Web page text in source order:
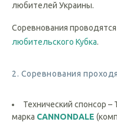
любителей Украины.
Соревнования
любительского Кубка.
2. Соревнования
Технический спонсор –
марка CANNONDALE